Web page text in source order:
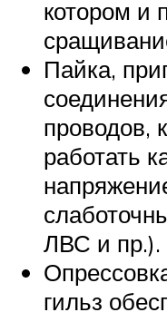
котором и
Пайка,
проводов,
работать
ЛВС и пр.).
гильз